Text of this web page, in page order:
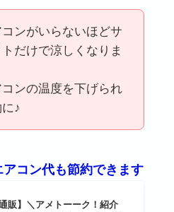
ンがいらないほどサ
だけで涼しくなりま
ンの温度を下げられ
♪
コン代も節約できます
通販】＼アメトーーク！紹介